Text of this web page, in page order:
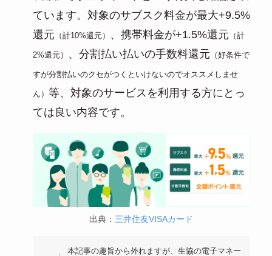
ています。対象のサブスク料金が最大+9.5%
還元 （計10%還元） 、携帯料金が+1.5%還元 （計
2%還元） 、分割払い払いの手数料還元 （好条件で
すが分割払いのクセがつくといけないのでオススメしませ
ん） 等、対象のサービスを利用する方にとっ
ては良い内容です。
出典：三井住友VISAカード
本記事の趣旨から外れますが、生協の電子マネー